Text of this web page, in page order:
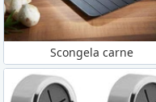
Scongela carne